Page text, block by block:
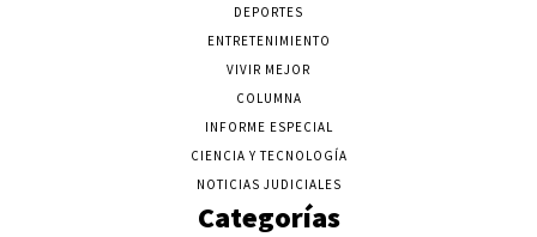
DEPORTES
ENTRETENIMIENTO
VIVIR MEJOR
COLUMNA
INFORME ESPECIAL
CIENCIA Y TECNOLOGÍA
NOTICIAS JUDICIALES
Categorías